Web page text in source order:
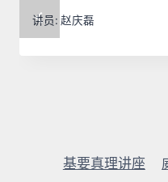
讲员: 赵庆磊
基要真理讲座